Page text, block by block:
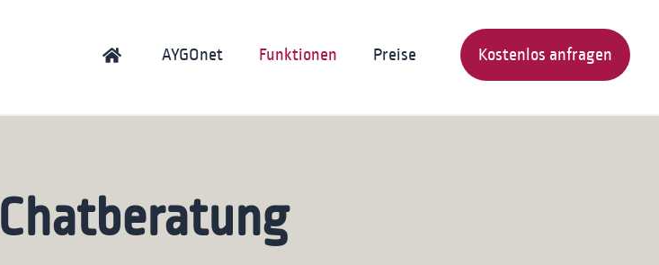
AYGOnet Funktionen Preise Kostenlos anfragen
Chatberatung